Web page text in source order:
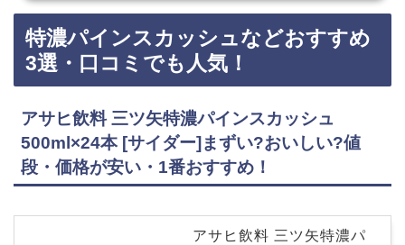
や楽天でもファンタの梅がお得に買えておすすめです！ファンタの梅などおすすめ3選・口コ
ミでも人気！コカ・コーラ ファンタ梅 350ml×24本（1ケース） コカコーラ うめ ume ウメ・
まずい?おいしい?値段・価格が安い・1番おすすめ！『コカ・コーラ ファンタ 梅 350ml×1
ケ…
特濃パインスカッシュなどおすすめ
3選・口コミでも人気！
アサヒ飲料 三ツ矢特濃パインスカッシュ
500ml×24本 [サイダー]まずい?おいしい?値
段・価格が安い・1番おすすめ！
アサヒ飲料 三ツ矢特濃パ